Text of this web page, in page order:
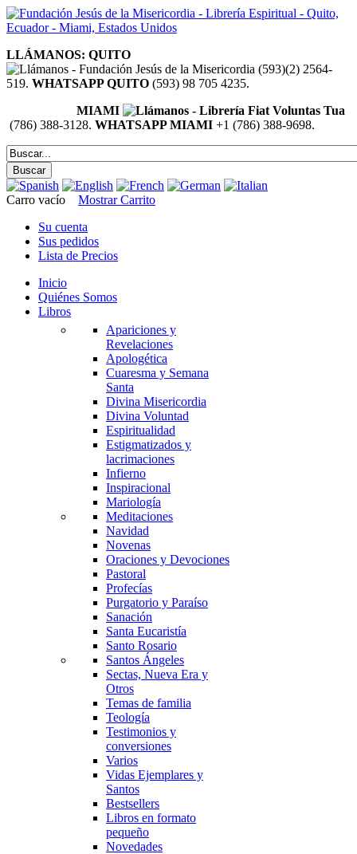
LLÁMANOS: QUITO
(593)(2) 2564-
519. WHATSAPP QUITO (593) 98 705 4235.
MIAMI
(786) 388-3128. WHATSAPP MIAMI +1 (786) 388-9698.
Carro vacío
Mostrar Carrito
Su cuenta
Sus pedidos
Lista de Precios
Inicio
Quiénes Somos
Libros
Apariciones y
Revelaciones
Apologética
Cuaresma y Semana
Santa
Divina Misericordia
Divina Voluntad
Espiritualidad
Estigmatizados y
lacrimaciones
Infierno
Inspiracional
Mariología
Meditaciones
Navidad
Novenas
Oraciones y Devociones
Pastoral
Profecías
Purgatorio y Paraíso
Sanación
Santa Eucaristía
Santo Rosario
Santos Ángeles
Sectas, Nueva Era y
Otros
Temas de familia
Teología
Testimonios y
conversiones
Varios
Vidas Ejemplares y
Santos
Bestsellers
Libros en formato
pequeño
Novedades